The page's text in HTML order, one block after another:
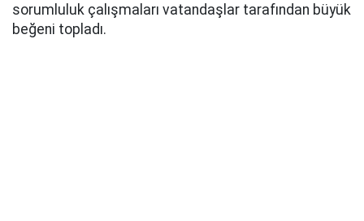
sorumluluk çalışmaları vatandaşlar tarafından büyük
beğeni topladı.